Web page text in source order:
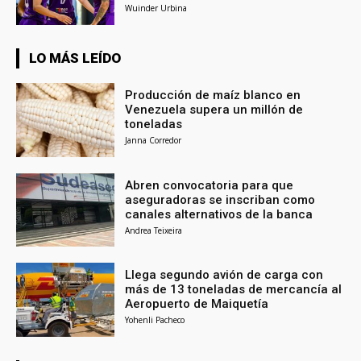
Wuinder Urbina
LO MÁS LEÍDO
Producción de maíz blanco en
Venezuela supera un millón de
toneladas
Janna Corredor
Abren convocatoria para que
aseguradoras se inscriban como
canales alternativos de la banca
Andrea Teixeira
Llega segundo avión de carga con
más de 13 toneladas de mercancía al
Aeropuerto de Maiquetía
Yohenli Pacheco